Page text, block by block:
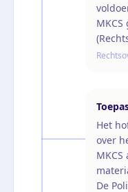
Het
over
De